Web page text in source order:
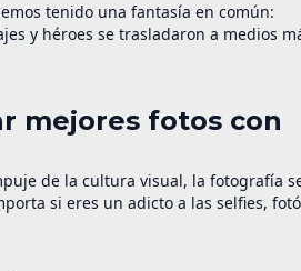
tenido una fantasía en común:
y héroes se trasladaron a medios
[…]
mejores fotos con
de la cultura visual, la fotografía
si eres un adicto a las selfies,